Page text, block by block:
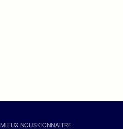
MIEUX NOUS CONNAITRE